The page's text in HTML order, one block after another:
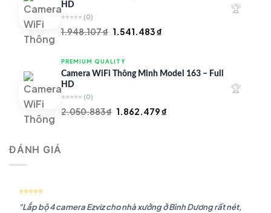
HD
⭐⭐⭐⭐⭐ (0)
1.948.107₫ Giá
là:
1.948.107 ₫.
1.541.483₫
là:
🏆
PREMIUM QUALITY
Camera WiFi Thông Minh Model 163 – Full
HD
⭐⭐⭐⭐⭐ (0)
2.050.883₫ Giá
1.862.479₫
🏆
ĐÁNH GIÁ
⭐⭐⭐⭐⭐
"Lắp bộ 4 camera Ezviz cho nhà xưởng ở Bình Dương rất nét,